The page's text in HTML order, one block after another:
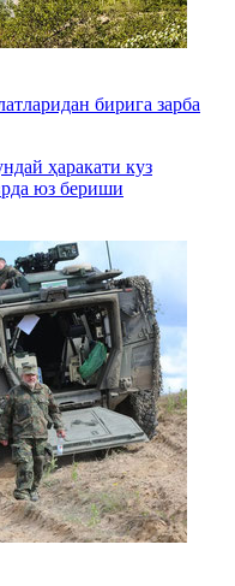
бирига зарба
ҳаракати куз
юз бериши